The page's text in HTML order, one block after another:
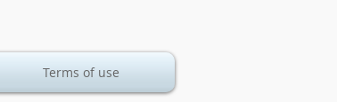
Terms of use